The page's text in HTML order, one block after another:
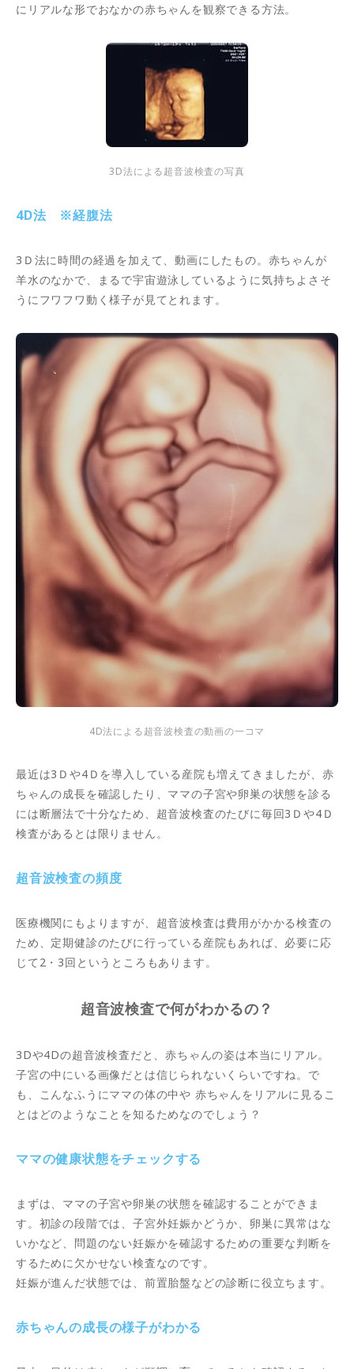
にリアルな形でおなかの赤ちゃんを観察できる方法。
3D法による超音波検査の写真
4D法 ※経腹法
3Ｄ法に時間の経過を加えて、動画にしたもの。赤ちゃんが
羊水のなかで、まるで宇宙遊泳しているように気持ちよさそ
うにフワフワ動く様子が見てとれます。
4D法による超音波検査の動画の一コマ
最近は3Ｄや4Ｄを導入している産院も増えてきましたが、赤
ちゃんの成長を確認したり、ママの子宮や卵巣の状態を診る
には断層法で十分なため、超音波検査のたびに毎回3Ｄや4Ｄ
検査があるとは限りません。
超音波検査の頻度
医療機関にもよりますが、超音波検査は費用がかかる検査の
ため、定期健診のたびに行っている産院もあれば、必要に応
じて2・3回というところもあります。
超音波検査で何がわかるの？
3Dや4Dの超音波検査だと、赤ちゃんの姿は本当にリアル。
子宮の中にいる画像だとは信じられないくらいですね。で
も、こんなふうにママの体の中や 赤ちゃんをリアルに見るこ
とはどのようなことを知るためなのでしょう？
ママの健康状態をチェックする
まずは、ママの子宮や卵巣の状態を確認することができま
す。初診の段階では、子宮外妊娠かどうか、卵巣に異常はな
いかなど、問題のない妊娠かを確認するための重要な判断を
するために欠かせない検査なのです。
妊娠が進んだ状態では、前置胎盤などの診断に役立ちます。
赤ちゃんの成長の様子がわかる